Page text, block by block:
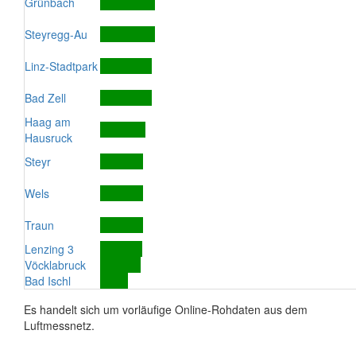
Steyregg-Au
Linz-Stadtpark
Bad Zell
Haag am
Hausruck
Steyr
Wels
Traun
Lenzing 3
Vöcklabruck
Bad Ischl
Es handelt sich um vorläufige Online-Rohdaten aus dem
Luftmessnetz.